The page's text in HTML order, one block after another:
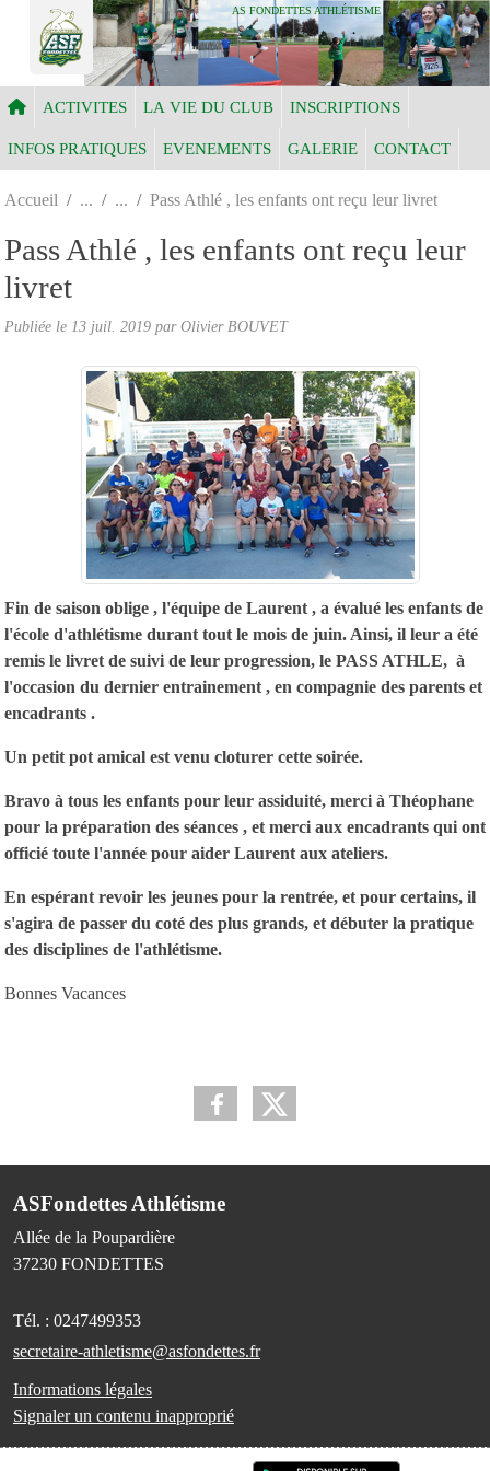
AS FONDETTES ATHLÉTISME
ACTIVITES LA VIE DU CLUB INSCRIPTIONS
INFOS PRATIQUES EVENEMENTS GALERIE CONTACT
Accueil Pass Athlé , les enfants ont reçu leur livret
Pass Athlé , les enfants ont reçu leur
livret
Publiée le 13 juil. 2019 par Olivier BOUVET
Fin de saison oblige , l'équipe de Laurent , a évalué les enfants de
l'école d'athlétisme durant tout le mois de juin. Ainsi, il leur a été
remis le livret de suivi de leur progression, le PASS ATHLE, à
l'occasion du dernier entrainement , en compagnie des parents et
encadrants .
Un petit pot amical est venu cloturer cette soirée.
Bravo à tous les enfants pour leur assiduité, merci à Théophane
pour la préparation des séances , et merci aux encadrants qui ont
officié toute l'année pour aider Laurent aux ateliers.
En espérant revoir les jeunes pour la rentrée, et pour certains, il
s'agira de passer du coté des plus grands, et débuter la pratique
des disciplines de l'athlétisme.
Bonnes Vacances
ASFondettes Athlétisme
Allée de la Poupardière
37230 FONDETTES
Tél. : 0247499353
secretaire-athletisme@asfondettes.fr
Informations légales
Signaler un contenu inapproprié
Panneau de gestion des cookies